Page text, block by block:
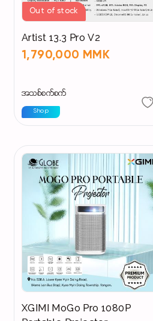
Out of stock
Artist 13.3 Pro V2
1,790,000 MMK
အသစ်စက်စက်
Shop
XGIMI MoGo Pro 1080P